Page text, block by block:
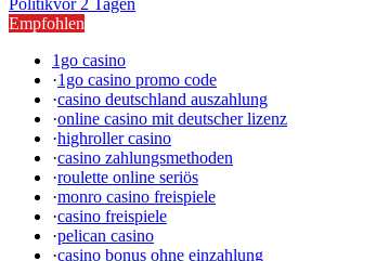
Politikvor 2 Tagen
Empfohlen
1go casino
·1go casino promo code
·casino deutschland auszahlung
·online casino mit deutscher lizenz
·highroller casino
·casino zahlungsmethoden
·roulette online seriös
·monro casino freispiele
·casino freispiele
·pelican casino
·casino bonus ohne einzahlung